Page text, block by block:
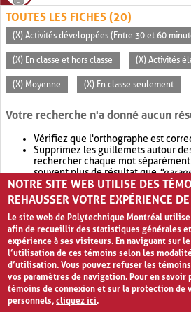
TOUTES LES FICHES (20)
(X) Activités développées (Entre 30 et 60
(X) En classe et hors classe (X) Activités
(X) Moyenne (X) En classe seulement
Votre recherche n'a donné aucun
Vérifiez que l'orthographe est
Supprimez les guillemets autour
rechercher chaque mot séparément.
souvent plus de résultat que
Envisagez d'élargir votre recherche
retournera souvent plus de résultat
NOTRE SITE WEB UTILISE DES
REHAUSSER VOTRE EXPÉRIENCE
Le site web de Polytechnique Montréal
afin de recueillir des statistiques générales
expérience à ses visiteurs. En naviguant sur
l’utilisation de ces témoins selon les
d’utilisation. Vous pouvez refuser les
vos paramètres de navigation. Pour en savoir
témoins de connexion et sur la protection de
personnels,cliquez ici.